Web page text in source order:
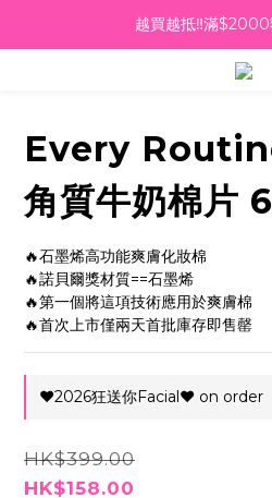
越買越抵‼️滿$2000
越買越抵‼️滿$2000
☀️【Summer Sales 盛夏狂歡
越買越抵‼️滿
Every
角質牛奶棉片
🔥石墨烯高功能爽膚化妝棉
🔥諾貝爾獎材質==石墨烯
🔥第一個將這項技術應用於爽膚棉
🔥首次上市僅兩天首批庫存即售罄
❤️2026狂送你Facial❤️ on order
HK$399.00
HK$158.00